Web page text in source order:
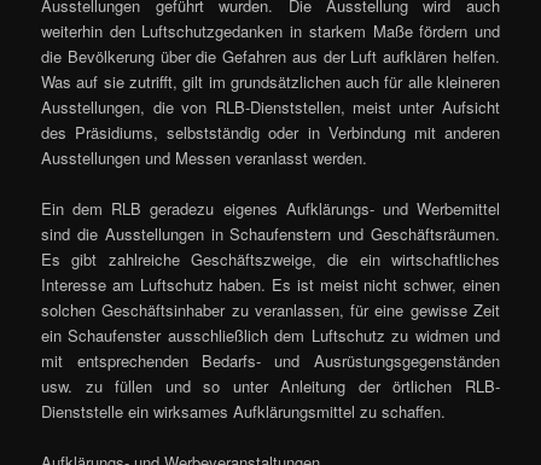
Ausstellungen geführt wurden. Die Ausstellung wird auch
weiterhin den Luftschutzgedanken in starkem Maße fördern und
die Bevölkerung über die Gefahren aus der Luft aufklären helfen.
Was auf sie zutrifft, gilt im grundsätzlichen auch für alle kleineren
Ausstellungen, die von RLB-Dienststellen, meist unter Aufsicht
des Präsidiums, selbstständig oder in Verbindung mit anderen
Ausstellungen und Messen veranlasst werden.
Ein dem RLB geradezu eigenes Aufklärungs- und Werbemittel
sind die Ausstellungen in Schaufenstern und Geschäftsräumen.
Es gibt zahlreiche Geschäftszweige, die ein wirtschaftliches
Interesse am Luftschutz haben. Es ist meist nicht schwer, einen
solchen Geschäftsinhaber zu veranlassen, für eine gewisse Zeit
ein Schaufenster ausschließlich dem Luftschutz zu widmen und
mit entsprechenden Bedarfs- und Ausrüstungsgegenständen
usw. zu füllen und so unter Anleitung der örtlichen RLB-
Dienststelle ein wirksames Aufklärungsmittel zu schaffen.